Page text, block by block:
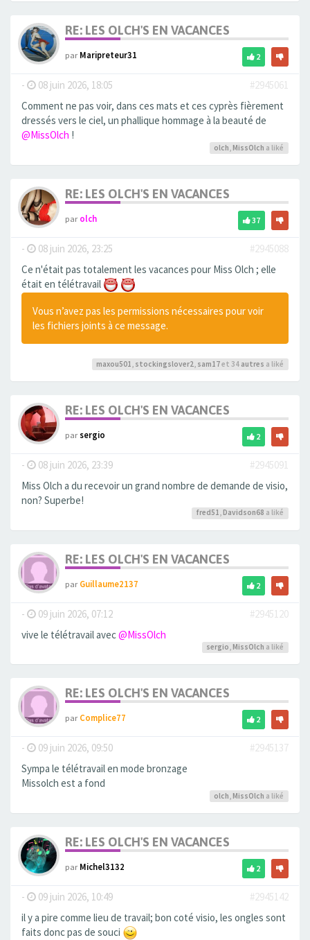
RE: LES OLCH'S EN VACANCES
parMaripreteur31 2
- 08 juin 2026, 18:05
#2945061
Comment ne pas voir, dans ces mats et ces cyprès fièrement
dressés vers le ciel, un phallique hommage à la beauté de
@MissOlch !
olch MissOlch a liké
RE: LES OLCH'S EN VACANCES
parolch 37
- 08 juin 2026, 23:25
#2945088
Ce n'était pas totalement les vacances pour Miss Olch ; elle
était en télétravail
Vous n’avez pas les permissions nécessaires pour voir
les fichiers joints à ce message.
maxou501 stockingslover2 sam17et 34 autres a liké
RE: LES OLCH'S EN VACANCES
parsergio 2
- 08 juin 2026, 23:39
#2945091
Miss Olch a du recevoir un grand nombre de demande de visio,
non? Superbe!
fred51, Davidson68 a liké
RE: LES OLCH'S EN VACANCES
parGuillaume2137 2
- 09 juin 2026, 07:12
#2945120
vive le télétravail avec@MissOlch
sergio, MissOlch a liké
RE: LES OLCH'S EN VACANCES
parComplice77 2
- 09 juin 2026, 09:50
#2945137
Sympa le télétravail en mode bronzage
Missolch est a fond
olch MissOlch a liké
RE: LES OLCH'S EN VACANCES
parMichel3132 2
- 09 juin 2026, 10:49
#2945142
il y a pire comme lieu de travail; bon coté visio, les ongles sont
faits donc pas de souci